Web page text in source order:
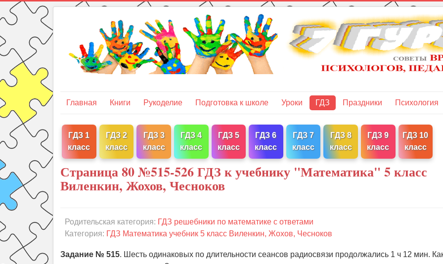
Главная Книги Рукоделие Подготовка к школе Уроки ГДЗ Праздники Психология
ГДЗ 1
класс
ГДЗ 2
класс
ГДЗ 3
класс
ГДЗ 4
класс
ГДЗ 5
класс
ГДЗ 6
класс
ГДЗ 7
класс
ГДЗ 8
класс
ГДЗ 9
класс
ГДЗ 10
класс
Страница 80 №515-526 ГДЗ к учебнику "Математика" 5 класс
Виленкин, Жохов, Чесноков
Родительская категория: ГДЗ решебники по математике с ответами
Категория: ГДЗ Математика учебник 5 класс Виленкин, Жохов, Чесноков
Задание № 515. Шесть одинаковых по длительности сеансов радиосвязи продолжались 1 ч 12 мин.